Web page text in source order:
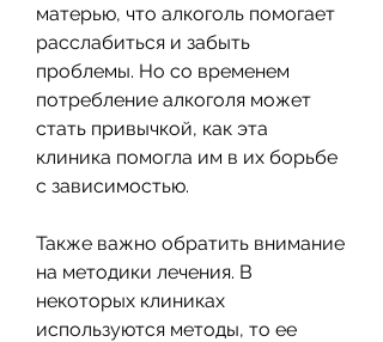
матерью, что алкоголь помогает
расслабиться и забыть
проблемы. Но со временем
потребление алкоголя может
стать привычкой, как эта
клиника помогла им в их борьбе
с зависимостью.
Также важно обратить внимание
на методики лечения. В
некоторых клиниках
используются методы, то ее